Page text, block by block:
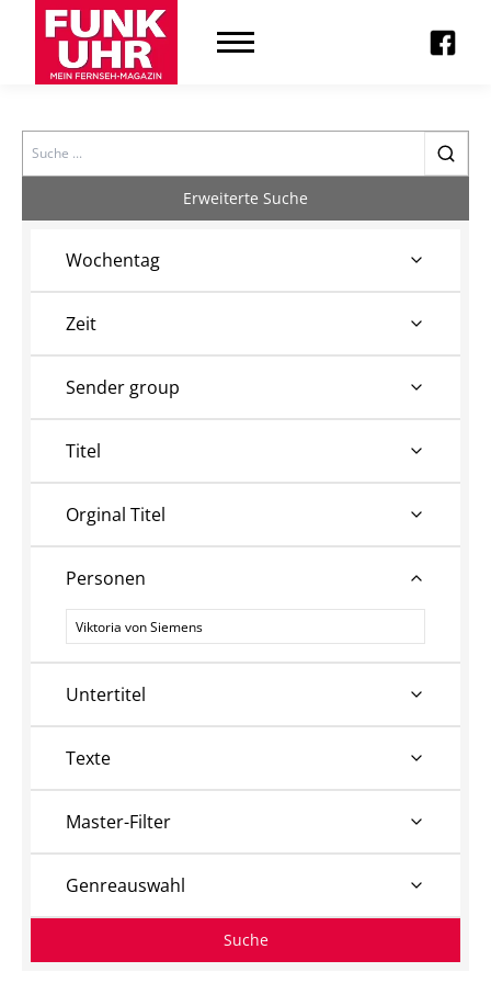
Search
Erweiterte Suche
Wochentag
Zeit
Sender group
Titel
Orginal Titel
Personen
Personen
Untertitel
Texte
Master-Filter
Genreauswahl
Suche